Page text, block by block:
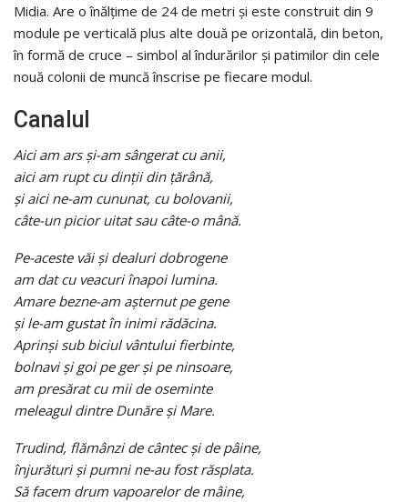
Midia. Are o înălţime de 24 de metri şi este construit din 9
module pe verticală plus alte două pe orizontală, din beton,
în formă de cruce – simbol al îndurărilor şi patimilor din cele
nouă colonii de muncă înscrise pe fiecare modul.
Canalul
Aici am ars şi-am sângerat cu anii,
aici am rupt cu dinţii din ţărână,
şi aici ne-am cununat, cu bolovanii,
câte-un picior uitat sau câte-o mână.
Pe-aceste văi şi dealuri dobrogene
am dat cu veacuri înapoi lumina.
Amare bezne-am aşternut pe gene
şi le-am gustat în inimi rădăcina.
Aprinşi sub biciul vântului fierbinte,
bolnavi şi goi pe ger şi pe ninsoare,
am presărat cu mii de oseminte
meleagul dintre Dunăre şi Mare.
Trudind, flămânzi de cântec şi de pâine,
înjurături şi pumni ne-au fost răsplata.
Să facem drum vapoarelor de mâine,